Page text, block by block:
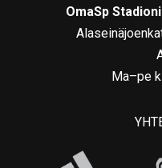
OmaSp
Ma–pe